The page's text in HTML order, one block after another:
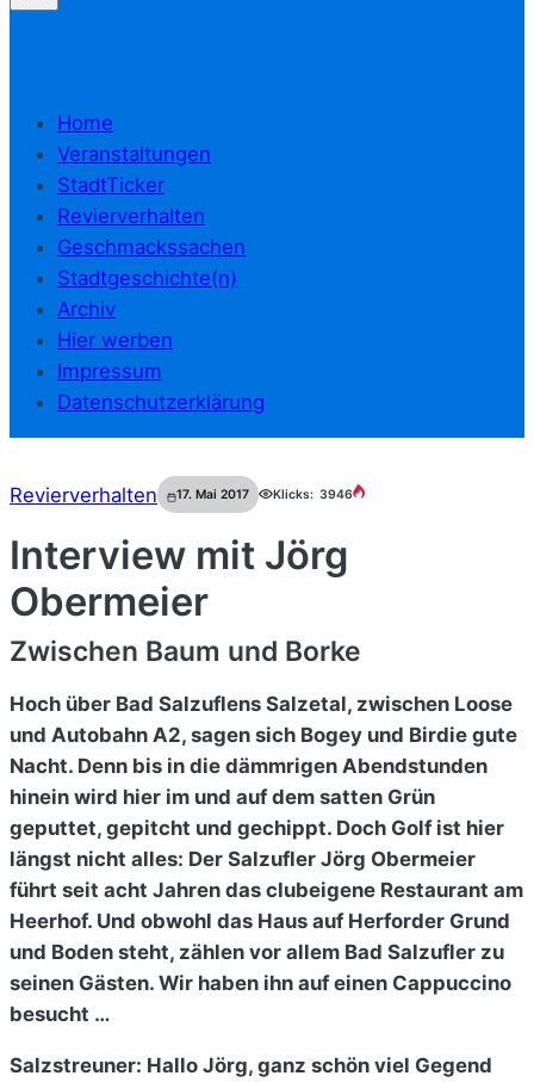
Home
Veranstaltungen
StadtTicker
Revierverhalten
Geschmackssachen
Stadtgeschichte(n)
Archiv
Hier werben
Impressum
Datenschutzerklärung
Revierverhalten 17. Mai 2017 Klicks: 3946
Interview mit Jörg
Obermeier
Zwischen Baum und Borke
Hoch über Bad Salzuflens Salzetal, zwischen Loose
und Autobahn A2, sagen sich Bogey und Birdie gute
Nacht. Denn bis in die dämmrigen Abendstunden
hinein wird hier im und auf dem satten Grün
geputtet, gepitcht und gechippt. Doch Golf ist hier
längst nicht alles: Der Salzufler Jörg Obermeier
führt seit acht Jahren das clubeigene Restaurant am
Heerhof. Und obwohl das Haus auf Herforder Grund
und Boden steht, zählen vor allem Bad Salzufler zu
seinen Gästen. Wir haben ihn auf einen Cappuccino
besucht …
Salzstreuner: Hallo Jörg, ganz schön viel Gegend